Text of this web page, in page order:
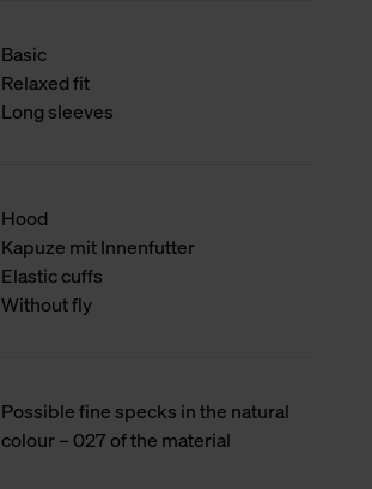
Basic
Relaxed fit
Long sleeves
Hood
Kapuze mit Innenfutter
Elastic cuffs
Without fly
Possible fine specks in the natural
colour – 027 of the material